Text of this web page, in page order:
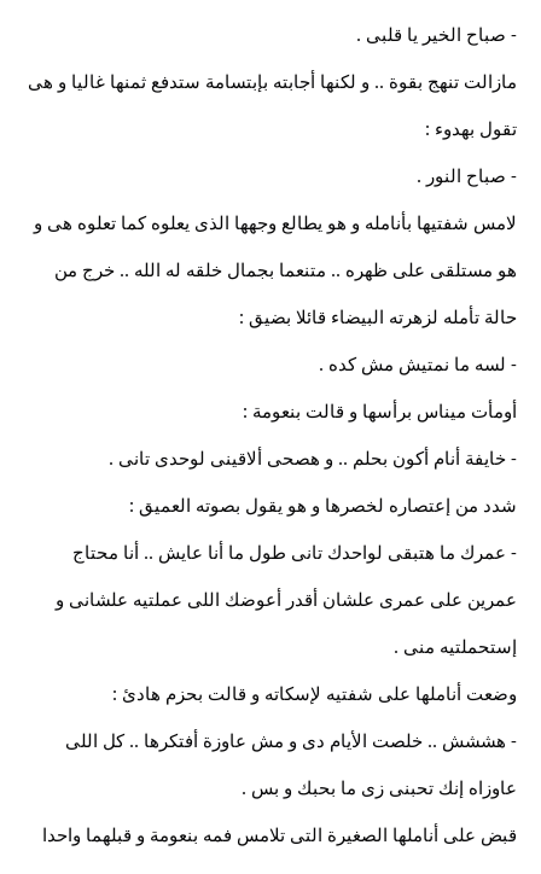
- صباح الخير يا قلبى .
مازالت تنهج بقوة .. و لكنها أجابته بإبتسامة ستدفع ثمنها غاليا و هى
تقول بهدوء :
- صباح النور .
لامس شفتيها بأنامله و هو يطالع وجهها الذى يعلوه كما تعلوه هى و
هو مستلقى على ظهره .. متنعما بجمال خلقه له الله .. خرج من
حالة تأمله لزهرته البيضاء قائلا بضيق :
- لسه ما نمتيش مش كده .
أومأت ميناس برأسها و قالت بنعومة :
- خايفة أنام أكون بحلم .. و هصحى ألاقينى لوحدى تانى .
شدد من إعتصاره لخصرها و هو يقول بصوته العميق :
- عمرك ما هتبقى لواحدك تانى طول ما أنا عايش .. أنا محتاج
عمرين على عمرى علشان أقدر أعوضك اللى عملتيه علشانى و
إستحملتيه منى .
وضعت أناملها على شفتيه لإسكاته و قالت بحزم هادئ :
- هششش .. خلصت الأيام دى و مش عاوزة أفتكرها .. كل اللى
عاوزاه إنك تحبنى زى ما بحبك و بس .
قبض على أناملها الصغيرة التى تلامس فمه بنعومة و قبلهما واحدا